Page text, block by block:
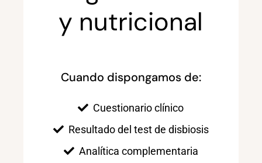
y nutricional
Cuando dispongamos de:
Cuestionario clínico
Resultado del test de disbiosis
Analítica complementaria